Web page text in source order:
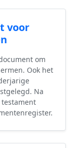
voor
om
Ook het
Na